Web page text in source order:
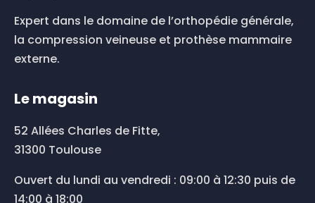
page
du
Expert dans le domaine de l’orthopédie générale,
la compression veineuse et prothèse mammaire
externe.
Le magasin
52 Allées Charles de Fitte,
31300 Toulouse
Ouvert du lundi au vendredi : 09:00 à 12:30 puis de
14:00 à 18:00